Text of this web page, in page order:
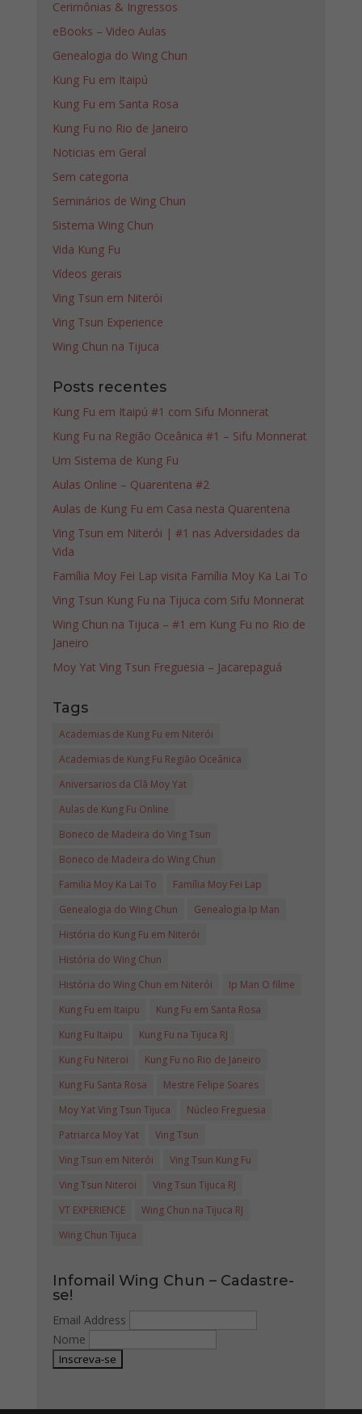
Cerimônias & Ingressos
eBooks – Video Aulas
Genealogia do Wing Chun
Kung Fu em Itaipú
Kung Fu em Santa Rosa
Kung Fu no Rio de Janeiro
Noticias em Geral
Sem categoria
Seminários de Wing Chun
Sistema Wing Chun
Vida Kung Fu
Vídeos gerais
Ving Tsun em Niterói
Ving Tsun Experience
Wing Chun na Tijuca
Posts recentes
Kung Fu em Itaipú #1 com Sifu Monnerat
Kung Fu na Região Oceânica #1 – Sifu Monnerat
Um Sistema de Kung Fu
Aulas Online – Quarentena #2
Aulas de Kung Fu em Casa nesta Quarentena
Ving Tsun em Niterói | #1 nas Adversidades da
Vida
Família Moy Fei Lap visita Família Moy Ka Lai To
Ving Tsun Kung Fu na Tijuca com Sifu Monnerat
Wing Chun na Tijuca – #1 em Kung Fu no Rio de
Janeiro
Moy Yat Ving Tsun Freguesia – Jacarepaguá
Tags
Academias de Kung Fu em Niterói
Academias de Kung Fu Região Oceânica
Aniversarios da Clã Moy Yat
Aulas de Kung Fu Online
Boneco de Madeira do Ving Tsun
Boneco de Madeira do Wing Chun
Familia Moy Ka Lai To
Família Moy Fei Lap
Genealogia do Wing Chun
Genealogia Ip Man
História do Kung Fu em Niterói
História do Wing Chun
História do Wing Chun em Niterói
Ip Man O filme
Kung Fu em Itaipu
Kung Fu em Santa Rosa
Kung Fu Itaipu
Kung Fu na Tijuca RJ
Kung Fu Niteroi
Kung Fu no Rio de Janeiro
Kung Fu Santa Rosa
Mestre Felipe Soares
Moy Yat Ving Tsun Tijuca
Núcleo Freguesia
Patriarca Moy Yat
Ving Tsun
Ving Tsun em Niterói
Ving Tsun Kung Fu
Ving Tsun Niteroi
Ving Tsun Tijuca RJ
VT EXPERIENCE
Wing Chun na Tijuca RJ
Wing Chun Tijuca
Infomail Wing Chun – Cadastre-
se!
Email Address
Nome